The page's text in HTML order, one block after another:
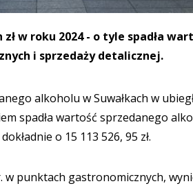
w roku 2024 - o tyle spadła
i sprzedaży detalicznej.
alkoholu w Suwałkach w
spadła wartość sprzedanego
o 15 113 526, 95 zł.
punktach gastronomicznych,